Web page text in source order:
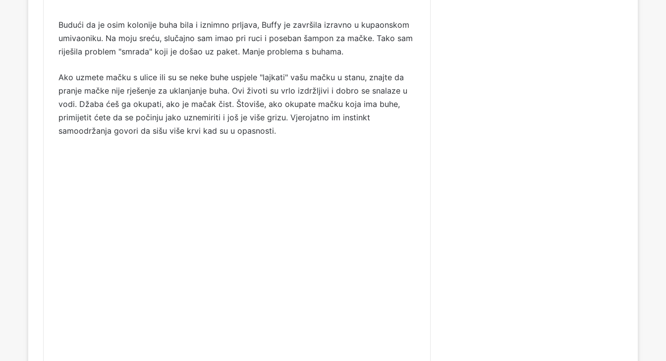
Budući da je osim kolonije buha bila i iznimno prljava, Buffy je završila izravno u kupaonskom
umivaoniku. Na moju sreću, slučajno sam imao pri ruci i poseban šampon za mačke. Tako sam
riješila problem "smrada" koji je došao uz paket. Manje problema s buhama.
Ako uzmete mačku s ulice ili su se neke buhe uspjele "lajkati" vašu mačku u stanu, znajte da
pranje mačke nije rješenje za uklanjanje buha. Ovi životi su vrlo izdržljivi i dobro se snalaze u
vodi. Džaba ćeš ga okupati, ako je mačak čist. Štoviše, ako okupate mačku koja ima buhe,
primijetit ćete da se počinju jako uznemiriti i još je više grizu. Vjerojatno im instinkt
samoodržanja govori da sišu više krvi kad su u opasnosti.